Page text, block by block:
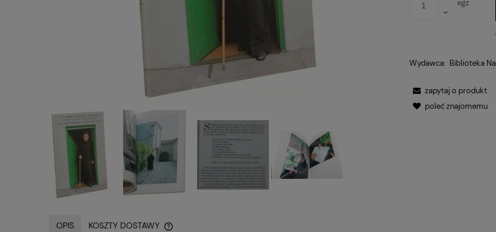
egz.
Wydawca: Biblioteka
zapytaj o produkt
poleć znajomemu
OPIS KOSZTY DOSTAWY